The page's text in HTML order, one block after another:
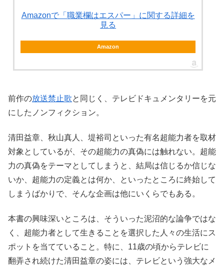
Amazonで「職業欄はエスパー」に関する詳細を
見る
Amazon
前作の放送禁止歌と同じく、テレビドキュメンタリーを元
にしたノンフィクション。
清田益章、秋山真人、堤裕司といった有名超能力者を取材
対象としているが、その超能力の真偽には触れない。超能
力の真偽をテーマとしてしまうと、結局は信じるか信じな
いか、超能力の定義とは何か、といったところに終始して
しまうばかりで、そんな企画は他にいくらでもある。
本書の興味深いところは、そういった泥沼的な論争ではな
く、超能力者として生きることを選択した人々の生活にス
ポットを当てていること。特に、11歳の頃からテレビに
翻弄され続けた清田益章の姿には、テレビという強大なメ